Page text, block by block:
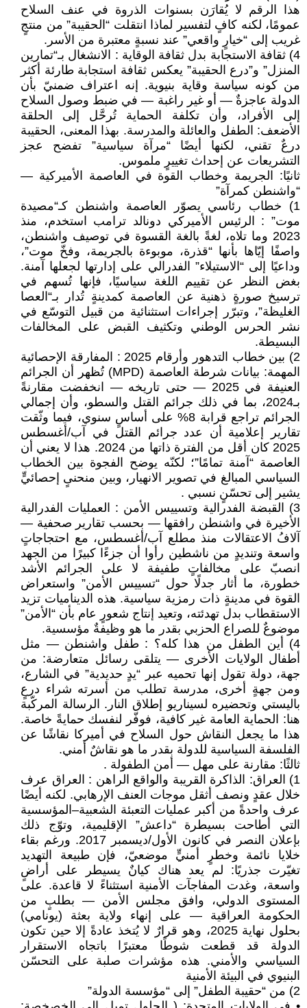
هذا الرقم لا يُقارَن بسنوات الذروة في عنف السلاح
عمومًا، لكنه كافٍ لتفسير لماذا انتقلت “الحقيبة” من منتجٍ
غريب إلى “خيارٍ واقعي” عند نسبةٍ معتبرة من الأسر.
4) ثقافة الاستجابة بدل ثقافة الوقاية : الانشغال بـ“تمارين
المنزل” و”درع الحقيبة” يعكس ثقافة استجابة طارئة أكثر
من كونه سياسة وقاية بنيوية. إنه اعتراف ضمنيّ بأن
الدولة عاجزةٌ — أو غير راغبة — في ضبط وصول السلاح
إلى الأفراد، وأن تكلفة الحماية تُرحَّل إلى الحلقة
الأضعف: الطفل والعائلة والمدرسة. بهذا المعنى، الحقيبة
درعٌ تقني، لكنها أيضًا “مرآة سياسية” تفضح عجز
التشريعات عن إحداث تغييرٍ ملموس.
ثانيًا: الجريمة وخطاب القوة في العاصمة الأميركية —
“واشنطن كمرآة”
1) خطاب رئاسي يصوّر العاصمة واشنطن كـ“مصيدة
موت” : الرئيس الأميركي دونالد ترامب استخدم، منذ
2023 وما تلاه، لغةً بالغة القسوة في توصيف واشنطن،
واصفًا إيّاها بأنها “قذرة، موبوءة بالجريمة، وفخّ موت”،
وداعيًا إلى “الاستيلاء” الفدرالي على إدارتها لجعلها آمنة.
بغض النظر عن تقييم اللغة سياسيًا، فإنها تُسهم في
ترسيخ صورةٍ ذهنية عن العاصمة كمدينةٍ تُدار بـ“العصا
الغليظة”، وتبرّر إجراءات استثنائية من قبيل التوسّع في
نشر الحرس الوطني وتكثيف القبض على المخالفات
البسيطة.
2) بين خطاب التدهور وأرقام 2025 : المفارقة الإحصائية
المهمة: بيانات شرطة العاصمة (MPD) تُظهر أن الجرائم
العنيفة في 2025 — حتى تاريخه — انخفضت مقارنةً
بـ2024، بما في ذلك جرائم القتل والسطو، وأن إجمالي
الجرائم تراجع قرابة 8% على أساسٍ سنوي، فيما وثّقت
تقارير إعلامية أن عدد جرائم القتل في آب/أغسطس
2025 كان أقل من الفترة ذاتها من 2024. هذا لا يعني أن
العاصمة “آمنة تمامًا”؛ لكنّه يوضح الفجوة بين الخطاب
السياسي المبالغ في تصوير الانهيار، وبين منحنىٍ إحصائيٍّ
يشير إلى تحسّنٍ نسبي .
3) القبضة الفدرالية وتسييس الأمن : العمليات الفدرالية
الأخيرة في واشنطن رافقها — بحسب تقارير صحفية —
آلافُ الاعتقالات منذ مطلع آب/أغسطس، مع احتجاجاتٍ
واسعة وتنديدٍ من ناشطين رأوا أن جزءًا كبيرًا من الجهد
انصبّ على مخالفاتٍ طفيفة لا على الجرائم الأشد
خطورة، ما أثار جدلًا حول “تسييس الأمن” واستعراض
القوة في مدينةٍ ذات رمزية سياسية. هذه الديناميات تزيد
الاستقطاب بدل تهدئته، وتعيد إنتاج شعورٍ عام بأن “الأمن”
موضوعٌ للصراع الحزبي بقدر ما هو وظيفةٌ مؤسسية.
4) أين الطفل من هذا كله؟ : طفل واشنطن — مثل
أطفال الولايات الأخرى — يتلقى رسائل متعارضة: من
جهة، دولة تقول إنها تحميه عبر “يدٍ حديدية” في الشارع،
ومن جهةٍ أخرى، مدرسة تطلب من أسرته شراء درعٍ
باليستي وتحضيره لسيناريو إطلاق النار. الرسالة المركّبة
هنا: الحماية العامة غير كافية، فوفّر لنفسك حمايةً خاصة.
هذا ما يجعل النقاش حول السلاح في أميركا نقاشًا عن
الفلسفة السياسية للدولة بقدر ما هو نقاشٌ أمني.
ثالثًا: مقارنة على مهل — أمن الطفولة .
1) العراق: الذاكرة القريبة والواقع الراهن : العراق عرف
خلال عقدٍ ونصف أثقل موجات العنف الإرهابي. لكنه أيضًا
عرف واحدةً من أكبر عمليات التعبئة الشعبية–المؤسسية
التي أطاحت بسيطرة “داعش” الإقليمية، وتوّج ذلك
بإعلان النصر في كانون الأول/ديسمبر 2017. ورغم بقاء
خلايا نائمة وخطرٍ أمنيٍّ موضعيّ، فإن طبيعة التهديد
تغيّرت جذريًا: لم يعد هناك كيانٌ يسيطر على أراضٍ
واسعة، وغدت المفاجآت الأمنية استثناءً لا قاعدة. على
المستوى الدولي، وافق مجلس الأمن — بطلبٍ من
الحكومة العراقية — على إنهاء ولاية بعثة (يونامي)
بحلول نهاية 2025، وهو قرارٌ لا يُتخذ عادةً إلا حين تكون
الدولة قد قطعت شوطًا معتبرًا باتجاه الاستقرار
السياسي والأمني. هذه مؤشرات صلبة على التحسّن
البنيوي في البيئة الأمنية
2) من “حقيبة الطفل” إلى “مؤسسة الدولة”